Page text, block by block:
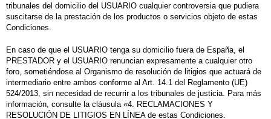
tribunales del domicilio del USUARIO cualquier controversia que pudiera
suscitarse de la prestación de los productos o servicios objeto de estas
Condiciones.
En caso de que el USUARIO tenga su domicilio fuera de España, el
PRESTADOR y el USUARIO renuncian expresamente a cualquier otro
foro, sometiéndose al Organismo de resolución de litigios que actuará de
intermediario entre ambos conforme al Art. 14.1 del Reglamento (UE)
524/2013, sin necesidad de recurrir a los tribunales de justicia. Para más
información, consulte la cláusula «4. RECLAMACIONES Y
RESOLUCIÓN DE LITIGIOS EN LÍNEA de estas Condiciones.